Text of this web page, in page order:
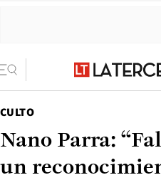
CULTO
Nano Parra:
un